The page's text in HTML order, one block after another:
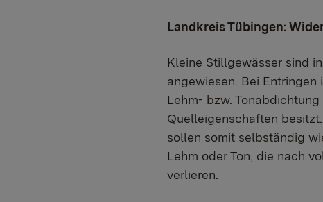
Landkreis Tübingen:
Kleine Stillgewässer sind
angewiesen. Bei
Lehm- bzw.
Quelleigenschaften
sollen somit selbständig
Lehm oder Ton, die nach
verlieren.